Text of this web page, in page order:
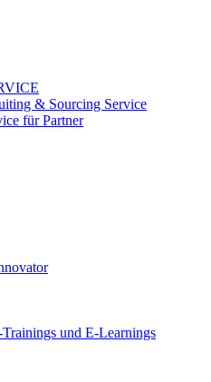
& Sourcing Service
für Partner
und E-Learnings